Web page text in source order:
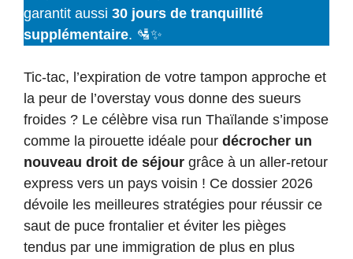
garantit aussi 30 jours de tranquillité
supplémentaire. 🛂✨
Tic-tac, l’expiration de votre tampon approche et
la peur de l’overstay vous donne des sueurs
froides ? Le célèbre visa run Thaïlande s’impose
comme la pirouette idéale pour décrocher un
nouveau droit de séjour grâce à un aller-retour
express vers un pays voisin ! Ce dossier 2026
dévoile les meilleures stratégies pour réussir ce
saut de puce frontalier et éviter les pièges
tendus par une immigration de plus en plus